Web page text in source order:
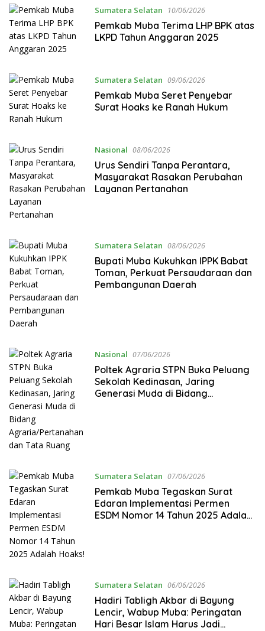
Sumatera Selatan 10/06/2026
Pemkab Muba Terima LHP BPK atas
LKPD Tahun Anggaran 2025
Sumatera Selatan 09/06/2026
Pemkab Muba Seret Penyebar
Surat Hoaks ke Ranah Hukum
Nasional 08/06/2026
Urus Sendiri Tanpa Perantara,
Masyarakat Rasakan Perubahan
Layanan Pertanahan
Sumatera Selatan 08/06/2026
Bupati Muba Kukuhkan IPPK Babat
Toman, Perkuat Persaudaraan dan
Pembangunan Daerah
Nasional 07/06/2026
Poltek Agraria STPN Buka Peluang
Sekolah Kedinasan, Jaring
Generasi Muda di Bidang
Sumatera Selatan 07/06/2026
Pemkab Muba Tegaskan Surat
Edaran Implementasi Permen
ESDM Nomor 14 Tahun 2025 Adalah
Sumatera Selatan 06/06/2026
Hadiri Tabligh Akbar di Bayung
Lencir, Wabup Muba: Peringatan
Hari Besar Islam Harus Jadi